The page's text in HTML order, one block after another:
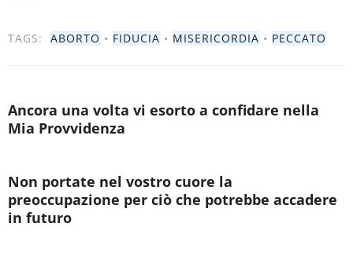
TAGS: ABORTO • FIDUCIA • MISERICORDIA • PECCATO
Ancora una volta vi esorto a confidare nella
Mia Provvidenza
Non portate nel vostro cuore la
preoccupazione per ciò che potrebbe accadere
in futuro